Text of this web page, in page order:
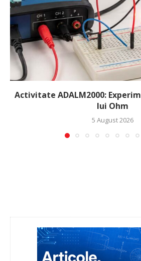
Activitate ADALM2000:
lui Ohm
5 August 2026